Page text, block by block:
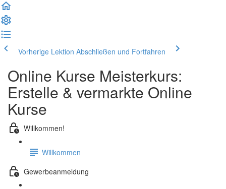
Vorherige Lektion Abschließen und Fortfahren
Online Kurse Meisterkurs:
Erstelle & vermarkte Online
Kurse
Willkommen!
Willkommen
Gewerbeanmeldung